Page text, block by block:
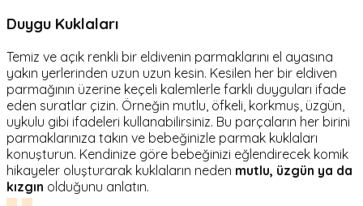
Duygu Kuklaları
Temiz ve açık renkli bir eldivenin parmaklarını el ayasına
yakın yerlerinden uzun uzun kesin. Kesilen her bir eldiven
parmağının üzerine keçeli kalemlerle farklı duyguları ifade
eden suratlar çizin. Örneğin mutlu, öfkeli, korkmuş, üzgün,
uykulu gibi ifadeleri kullanabilirsiniz. Bu parçaların her birini
parmaklarınıza takın ve bebeğinizle parmak kuklaları
konuşturun. Kendinize göre bebeğinizi eğlendirecek komik
hikayeler oluşturarak kuklaların neden mutlu, üzgün ya da
kızgın olduğunu anlatın.